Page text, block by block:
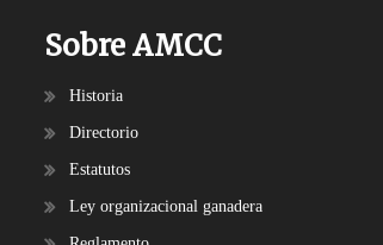
Sobre AMCC
Historia
Directorio
Estatutos
Ley organizacional ganadera